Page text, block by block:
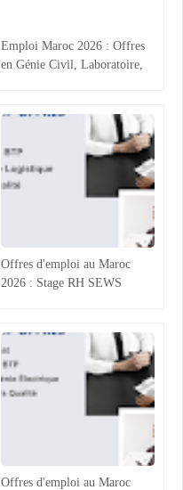
Emploi Maroc 2026 : Offres
en Génie Civil, Laboratoire,
Offres d'emploi au Maroc
2026 : Stage RH SEWS
Logistique Intérim et
Ingénieur Qualité Système
IATF Tanger – Postulez
maintenant
Offres d'emploi au Maroc